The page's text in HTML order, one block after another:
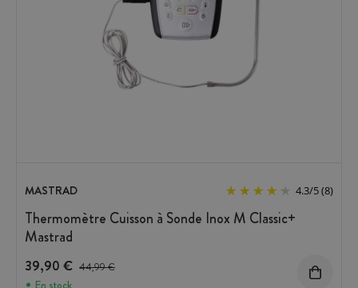
MASTRAD 4.3/5(8)
Thermomètre Cuisson à Sonde Inox M Classic+
Mastrad
39,90 € Prix avant réduction :
44,99 €